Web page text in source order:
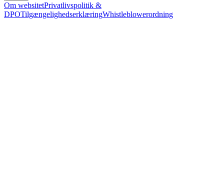
Om websitetPrivatlivspolitik &
DPOTilgængelighedserklæringWhistleblowerordning